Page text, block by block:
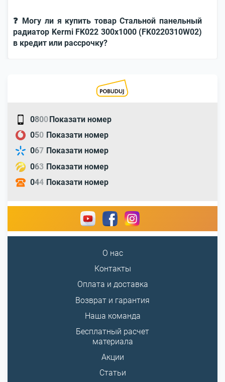
❓ Могу ли я купить товар Стальной панельный
радиатор Kermi FK022 300x1000 (FK0220310W02)
в кредит или рассрочку?
0800Показати номер
050 Показати номер
067 Показати номер
063 Показати номер
044 Показати номер
О нас
Контакты
Оплата и доставка
Возврат и гарантия
Наша команда
Бесплатный расчет
материала
Акции
Статьи